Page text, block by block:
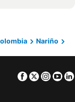
Nariño
Facebook
Twitter